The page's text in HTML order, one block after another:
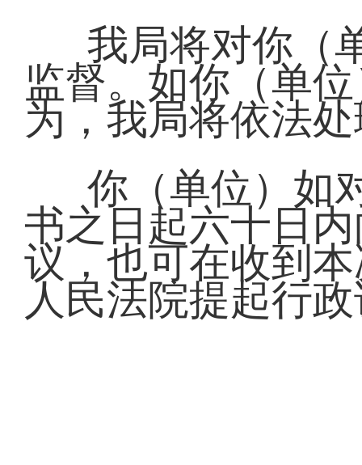
我局将对你（
监督。如你（单
为，我局将依法
你（单位）如
书之日起六十日
议，也可在收到
人民法院提起